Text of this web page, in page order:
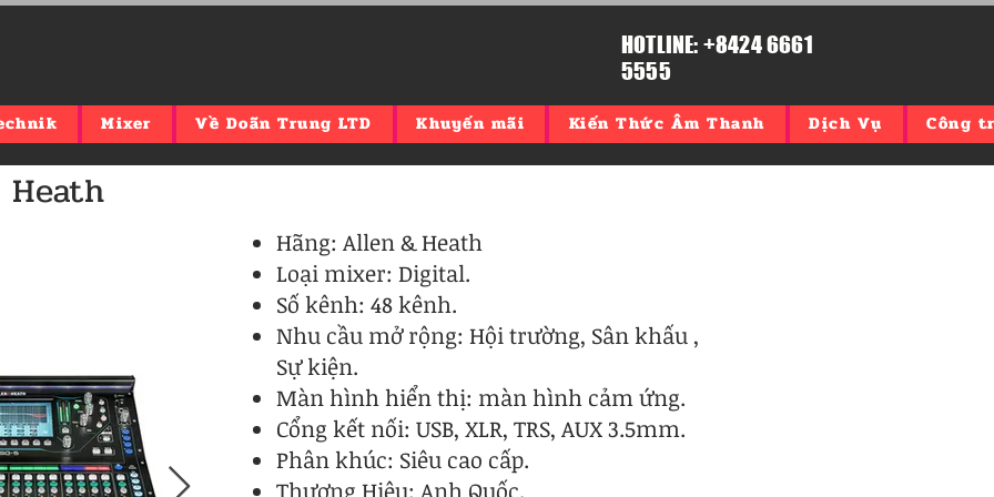
HOTLINE: +8424 6661
5555
Mixer Về Doãn Trung LTD Khuyến mãi Kiến Thức Âm Thanh Dịch Vụ Công
Hãng: Allen & Heath
Loại mixer: Digital.
Số kênh: 48 kênh.
Nhu cầu mở rộng: Hội trường, Sân khấu ,
Sự kiện.
Màn hình hiển thị: màn hình cảm ứng.
Cổng kết nối: USB, XLR, TRS, AUX 3.5mm.
Phân khúc: Siêu cao cấp.
Thương Hiệu: Anh Quốc.